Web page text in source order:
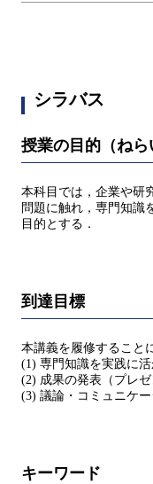
シラバス
授業の目的（ね
本科目では，企業や研
問題に触れ，専門知識
目的とする．
到達目標
本講義を履修すること
(1) 専門知識を実践に活
(2) 成果の発表（プレゼ
(3) 議論・コミュニケ
キーワード